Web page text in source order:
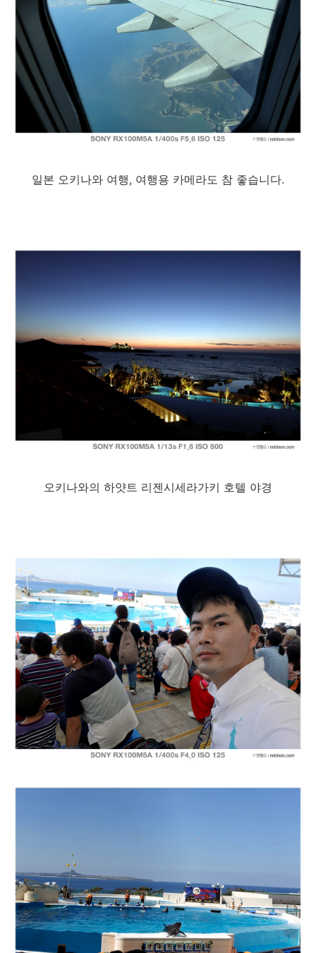
일본 오키나와 여행, 여행용 카메라도 참 좋습니다.
오키나와의 하얏트 리젠시세라가키 호텔 야경